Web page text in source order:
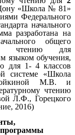
«Школа № 81»
Федерального
начального
разработана на
общего
чтению для
языком обучения,
для 1- 4 классов
системе «Школа
М.В. и
чтению
Л.Ф., Горецкого
2016)